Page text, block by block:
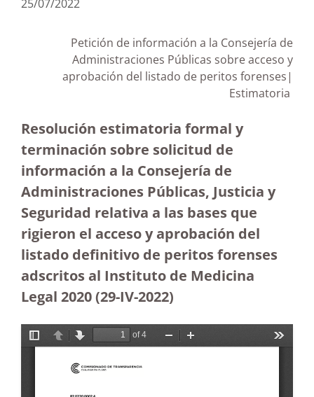
25/07/2022
Petición de información a la Consejería de
Administraciones Públicas sobre acceso y
aprobación del listado de peritos forenses|
Estimatoria
Resolución estimatoria formal y
terminación sobre solicitud de
información a la Consejería de
Administraciones Públicas, Justicia y
Seguridad relativa a las bases que
rigieron el acceso y aprobación del
listado definitivo de peritos forenses
adscritos al Instituto de Medicina
Legal 2020 (29-IV-2022)